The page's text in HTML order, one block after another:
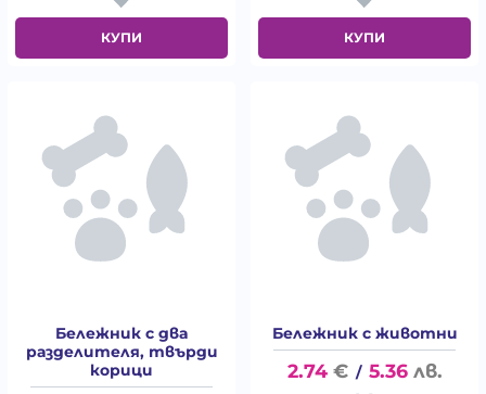
КУПИ КУПИ
Бележник с два
разделителя, твърди
корици
Бележник с животни
2.74 € / 5.36 лв.